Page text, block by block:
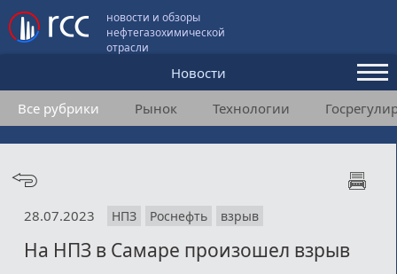
новости и обзоры
нефтегазохимической
отрасли
Новости
Аналитика и мнения
Конференции
Подписка
Все рубрики Рынок Технологии
28.07.2023 НПЗ Роснефть взрыв
На НПЗ в Самаре произошел взрыв